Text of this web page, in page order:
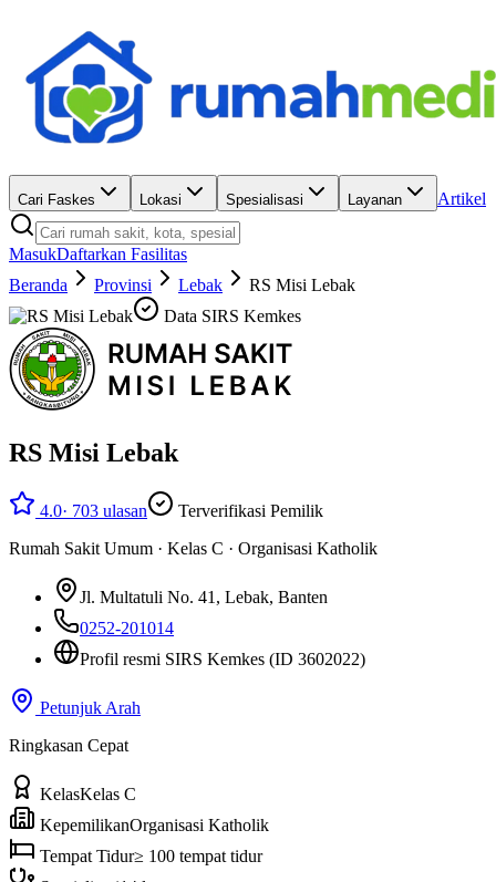
Cari Faskes Lokasi Spesialisasi Layanan Artikel
MasukDaftarkan Fasilitas
Beranda
Provinsi Lebak
RS Misi Lebak
Data SIRS Kemkes
RS Misi Lebak
4.0· 703 ulasan
Terverifikasi Pemilik
Rumah Sakit Umum · Kelas C · Organisasi Katholik
Jl. Multatuli No. 41 , Lebak, Banten
0252-201014
Profil resmi SIRS Kemkes (ID 3602022)
Petunjuk Arah
Ringkasan Cepat
KelasKelas C
KepemilikanOrganisasi Katholik
Tempat Tidur≥ 100 tempat tidur